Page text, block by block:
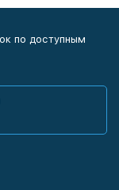
по доступным